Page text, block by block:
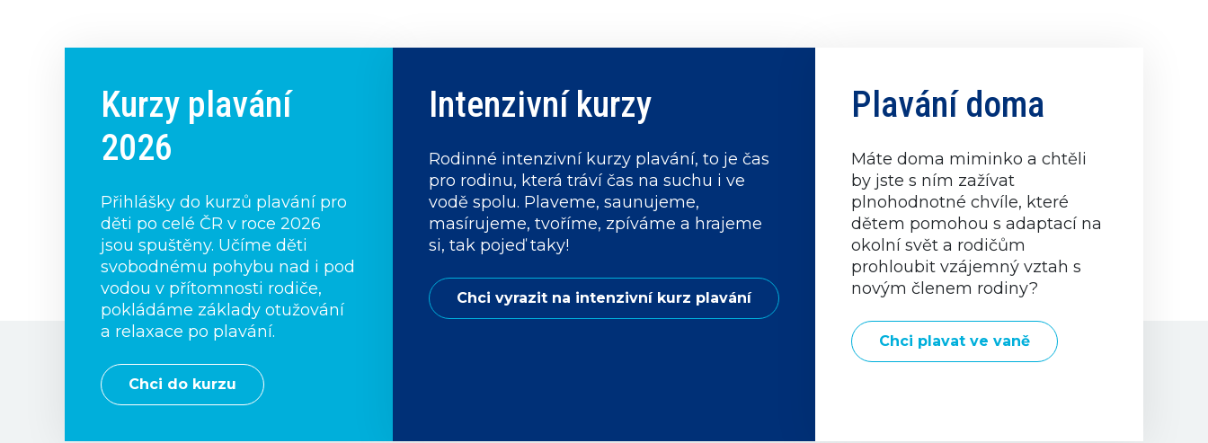
Kurzy plavání
2026
Přihlášky do kurzů plavání pro
děti po celé ČR v roce 2026
jsou spuštěny. Učíme děti
svobodnému pohybu nad i pod
vodou v přítomnosti rodiče,
pokládáme základy otužování
a relaxace po plavání.
Chci do kurzu
Intenzivní kurzy
Rodinné intenzivní kurzy plavání, to je čas
pro rodinu, která tráví čas na suchu i ve
vodě spolu. Plaveme, saunujeme,
masírujeme, tvoříme, zpíváme a hrajeme
si, tak pojeď taky!
Chci vyrazit na intenzivní kurz plavání
Plavání doma
Máte doma miminko a chtěli
by jste s ním zažívat
plnohodnotné chvíle, které
dětem pomohou s adaptací na
okolní svět a rodičům
prohloubit vzájemný vztah s
novým členem rodiny?
Chci plavat ve vaně